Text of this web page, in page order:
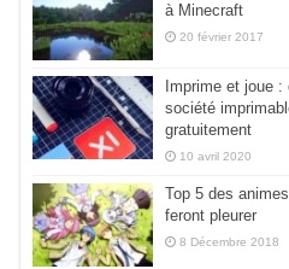
à Minecraft
20 février 2017
Imprime et joue
société
gratuitement
10 avril 2020
Top 5 des
feront pleurer
8 Décembre 2018